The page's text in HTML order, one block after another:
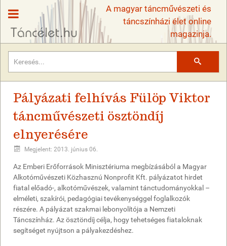
A magyar táncművészeti és
táncszínházi élet online
magazinja.
Pályázati felhívás Fülöp Viktor
táncművészeti ösztöndíj
elnyerésére
Megjelent: 2013. június 06.
Az Emberi Erőforrások Minisztériuma megbízásából a Magyar
Alkotóművészeti Közhasznú Nonprofit Kft. pályázatot hirdet
fiatal előadó-, alkotóművészek, valamint tánctudományokkal –
elméleti, szakírói, pedagógiai tevékenységgel foglalkozók
részére. A pályázat szakmai lebonyolítója a Nemzeti
Táncszínház. Az ösztöndíj célja, hogy tehetséges fiataloknak
segítséget nyújtson a pályakezdéshez.